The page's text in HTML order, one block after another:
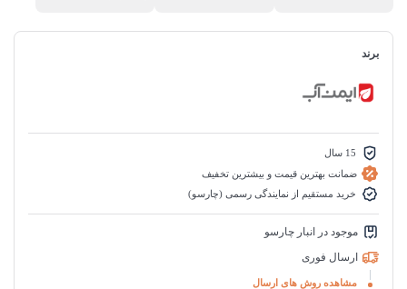
برند
15 سال
ضمانت بهترین قیمت و بیشترین تخفیف
خرید مستقیم از نمایندگی رسمی (چارسو)
موجود در انبار چارسو
ارسال فوری
مشاهده روش های ارسال